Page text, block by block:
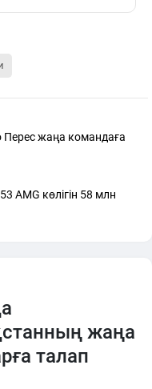
жаңа командаға
AMG көлігін 58 млн
жаңа
талап